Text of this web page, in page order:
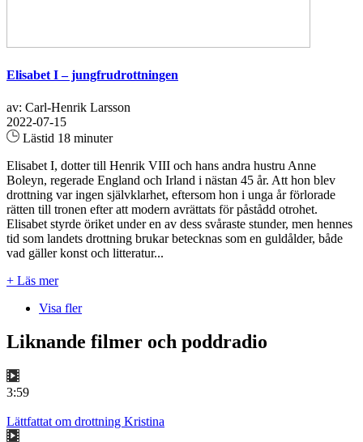
Elisabet I – jungfrudrottningen
av: Carl-Henrik Larsson
2022-07-15
Lästid 18 minuter
Elisabet I, dotter till Henrik VIII och hans andra hustru Anne
Boleyn, regerade England och Irland i nästan 45 år. Att hon blev
drottning var ingen självklarhet, eftersom hon i unga år förlorade
rätten till tronen efter att modern avrättats för påstådd otrohet.
Elisabet styrde öriket under en av dess svåraste stunder, men hennes
tid som landets drottning brukar betecknas som en guldålder, både
vad gäller konst och litteratur...
+ Läs mer
Visa fler
Liknande filmer och poddradio
3:59
Lättfattat om drottning Kristina